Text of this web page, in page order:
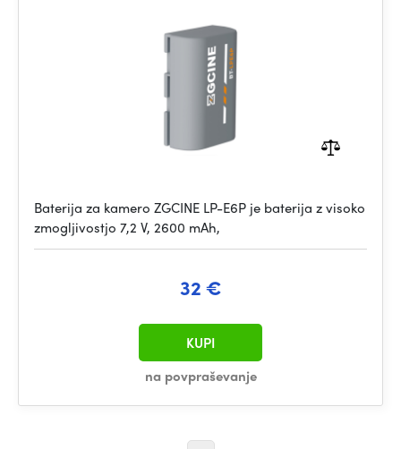
Baterija za kamero ZGCINE LP-E6P je baterija z visoko
zmogljivostjo 7,2 V, 2600 mAh,
32 €
na povpraševanje
KUPI